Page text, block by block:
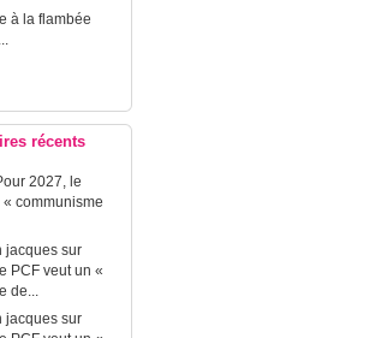
à la flambée
récents
2027, le
« communisme
jacques sur
PCF veut un «
de...
jacques sur